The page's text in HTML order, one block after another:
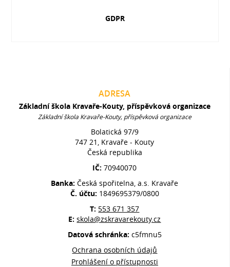
GDPR
ADRESA
Základní škola Kravaře-Kouty, příspěvková organizace
Základní škola Kravaře-Kouty, příspěvková organizace
Bolatická 97/9
747 21, Kravaře - Kouty
Česká republika
IČ:70940070
Banka:Česká spořitelna, a.s. Kravaře
Č. účtu: 1849695379/0800
T: 553 671 357
E:skola@zskravarekouty.cz
Datová schránka: c5fmnu5
Ochrana osobních údajů
Prohlášení o přístupnosti